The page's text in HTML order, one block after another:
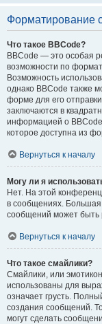
Форматирование
Что такое BBCode?
BBCode — это особая
возможности по
Возможность
однако BBCode также
форме для его
заключаются в
информацией о BBCode
которое доступна из
Вернуться к началу
Могу ли я
Нет. На этой
в сообщениях.
сообщений может быть
Вернуться к началу
Что такое смайлики?
Смайлики, или
использованы для
означает грусть.
создания сообщений.
могут сделать